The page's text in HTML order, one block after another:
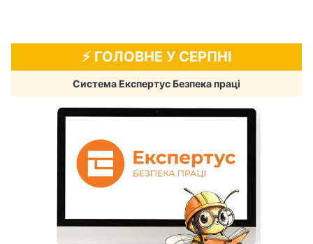
⚡️ ГОЛОВНЕ У СЕРПНІ
Система Експертус Безпека праці